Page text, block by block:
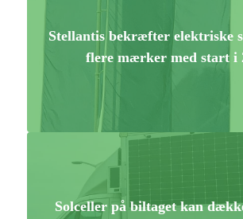
Stellantis bekræfter elektriske
flere mærker med start i
Solceller på biltaget kan